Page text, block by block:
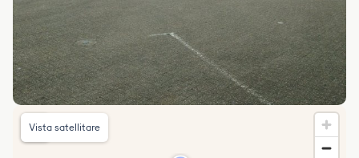
Vista satellitare